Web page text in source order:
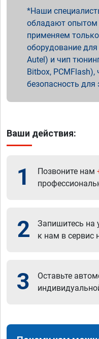
Наши
обладают опытом
применяем
оборудование
Autel) и чип
Bitbox, PCMFlash),
безопасность для
Ваши действия:
1 Позвоните нам
2
Запишитесь на
к нам в сервис
3
Оставьте